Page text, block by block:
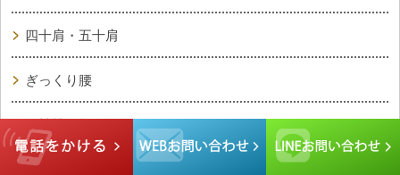
四十肩・五十肩
ぎっくり腰
腰椎椎間板ヘルニア
坐骨神経痛